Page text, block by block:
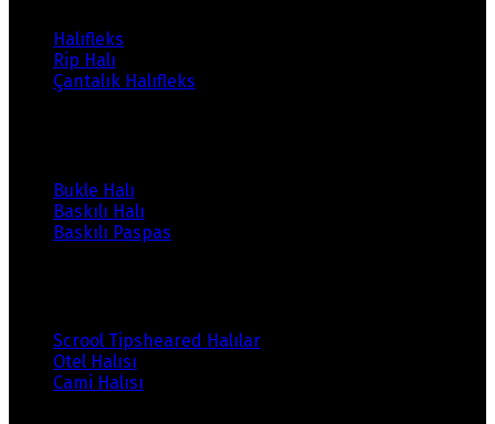
Halıfleks
Rip Halı
Çantalık Halıfleks
Bukle Halı
Baskılı Halı
Baskılı Paspas
Scrool Tipsheared Halılar
Otel Halısı
Cami Halısı